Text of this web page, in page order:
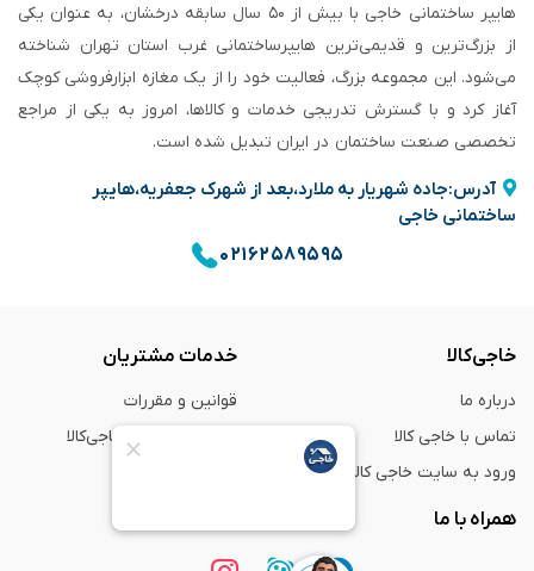
هایپر ساختمانی خاجی‌ با بیش از ۵۰ سال سابقه‌ درخشان، به عنوان یکی
از بزرگ‌ترین و قدیمی‌ترین هایپرساختمانی‌ غرب استان تهران شناخته
می‌شود. این مجموعه بزرگ، فعالیت خود را از یک مغازه ابزارفروشی کوچک
آغاز کرد و با گسترش تدریجی خدمات و کالاها، امروز به یکی از مراجع
تخصصی صنعت ساختمان در ایران تبدیل شده است.
آدرس:جاده شهریار به ملارد،بعد از شهرک جعفریه،هایپر
ساختمانی خاجی
۰۲۱۶۲۵۸۹۵۹۵
خاجی‌کالا
درباره ما
تماس با خاجی کالا
ورود به سایت خاجی‌ کالا
خدمات مشتریان
قوانین و مقررات
راهنمای خرید از خاجی‌کالا
همراه با ما